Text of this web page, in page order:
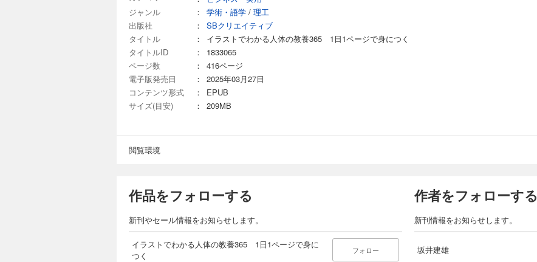
ジャンル
： 学術・語学 / 理工
出版社
：
SBクリエイティブ
タイトル
：
イラストでわかる人体の教養365 1日1ページで身につく
タイトルID
：
1833065
ページ数
：
416ページ
電子版発売日
：
2025年03月27日
コンテンツ形式
：
EPUB
サイズ(目安)
： 209MB
閲覧環境
作品をフォローする
新刊やセール情報をお知らせします。
イラストでわかる人体の教養365 1日1ページで身に
つく
フォロー
作者をフォローする
新刊情報をお知らせします。
坂井建雄